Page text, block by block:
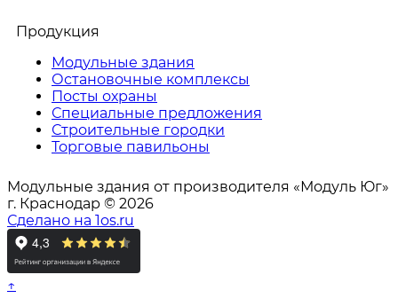
Продукция
Модульные здания
Остановочные комплексы
Посты охраны
Специальные предложения
Строительные городки
Торговые павильоны
Модульные здания от производителя «Модуль Юг»
г. Краснодар © 2026
Сделано на 1os.ru
↑